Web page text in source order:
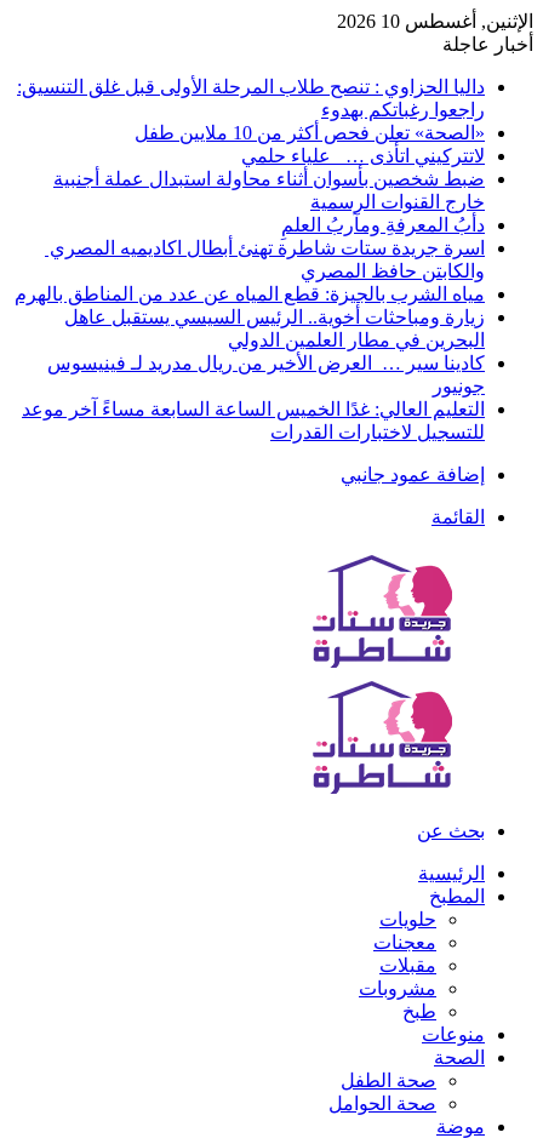
الإثنين, أغسطس 10 2026
أخبار عاجلة
داليا الحزاوي : تنصح طلاب المرحلة الأولى قبل غلق التنسيق:
راجعوا رغباتكم بهدوء
«الصحة» تعلن فحص أكثر من 10 ملايين طفل
لاتتركيني اتأذى … علياء حلمي
ضبط شخصين بأسوان أثناء محاولة استبدال عملة أجنبية
خارج القنوات الرسمية
دأبُ المعرفةِ ومآربُ العلمِ
اسرة جريدة ستات شاطرة تهنئ أبطال اكاديميه المصري
والكابتن حافظ المصري
مياه الشرب بالجيزة: قطع المياه عن عدد من المناطق بالهرم
زيارة ومباحثات أخوية.. الرئيس السيسي يستقبل عاهل
البحرين في مطار العلمين الدولي
كادينا سير … العرض الأخير من ريال مدريد لـ فينيسوس
جونيور
التعليم العالي: غدًا الخميس الساعة السابعة مساءً آخر موعد
للتسجيل لاختبارات القدرات
إضافة عمود جانبي
القائمة
بحث عن
الرئيسية
المطبخ
حلويات
معجنات
مقبلات
مشروبات
طبخ
منوعات
الصحة
صحة الطفل
صحة الحوامل
موضة